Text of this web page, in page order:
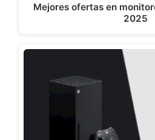
Mejores ofertas en
2025